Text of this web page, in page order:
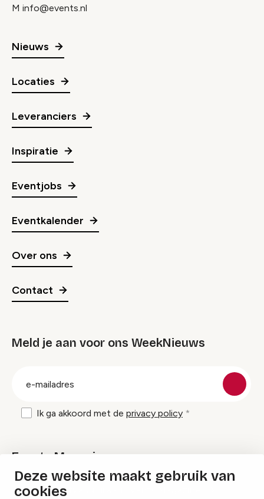
Deze website maakt gebruik van
cookies
M info@events.nl
Nieuws
Locaties
Leveranciers
Inspiratie
Eventjobs
Eventkalender
Over ons
Contact
Meld je aan voor ons WeekNieuws
Ik ga akkoord met de privacy policy
Events Magazine
Ik ontvang graag Events Magazine